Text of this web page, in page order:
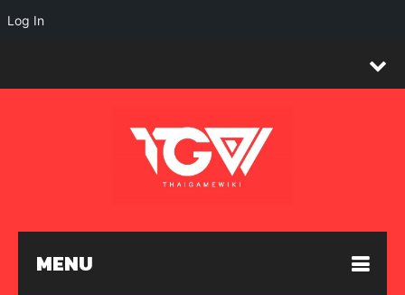
MENU
Log In